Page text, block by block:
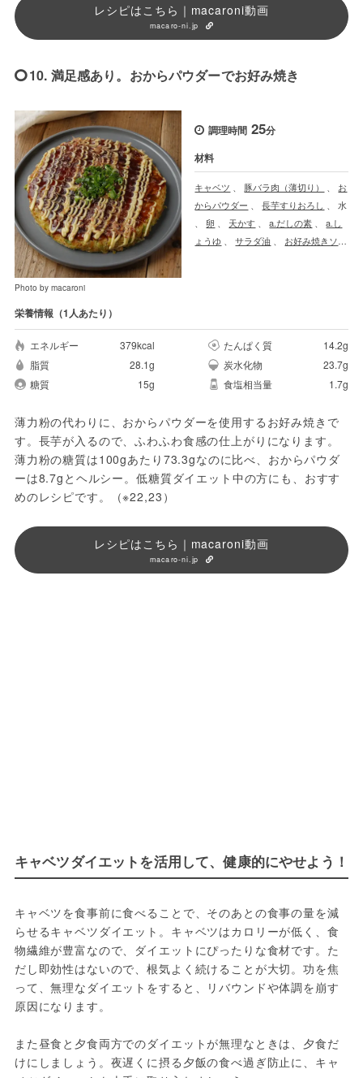
レシピはこちら｜macaroni動画
macaro-ni.jp
10. 満足感あり。おからパウダーでお好み焼き
Photo by macaroni
調理時間 25分
材料
キャベツ 豚バラ肉（薄切り）
お
からパウダー
、長芋すりおろし 、水
卵 天かす 、a.だしの素 、a.し
ょうゆ
、サラダ油
お好み焼きソー
栄養情報（1人あたり）
エネルギー 379kcal たんぱく質
14.2g
脂質
28.1g 炭水化物
23.7g
糖質
15g 食塩相当量 1.7g
薄力粉の代わりに、おからパウダーを使用するお好み焼きで
す。長芋が入るので、ふわふわ食感の仕上がりになります。
薄力粉の糖質は100gあたり73.3gなのに比べ、おからパウダ
ーは8.7gとヘルシー。低糖質ダイエット中の方にも、おすす
めのレシピです。（※22,23）
レシピはこちら｜macaroni動画
macaro-ni.jp
キャベツダイエットを活用して、健康的にやせよう！
キャベツを食事前に食べることで、そのあとの食事の量を減
らせるキャベツダイエット。キャベツはカロリーが低く、食
物繊維が豊富なので、ダイエットにぴったりな食材です。た
だし即効性はないので、根気よく続けることが大切。功を焦
って、無理なダイエットをすると、リバウンドや体調を崩す
原因になります。
また昼食と夕食両方でのダイエットが無理なときは、夕食だ
けにしましょう。夜遅くに摂る夕飯の食べ過ぎ防止に、キャ